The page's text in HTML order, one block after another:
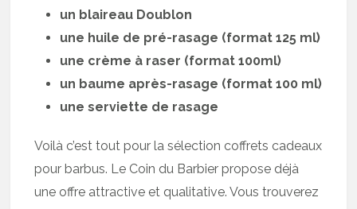
un blaireau Doublon
une huile de pré-rasage (format 125 ml)
une crème à raser (format 100ml)
un baume après-rasage (format 100 ml)
une serviette de rasage
Voilà c’est tout pour la sélection coffrets cadeaux
pour barbus. Le Coin du Barbier propose déjà
une offre attractive et qualitative. Vous trouverez